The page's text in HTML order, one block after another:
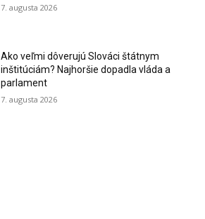
7. augusta 2026
Ako veľmi dôverujú Slováci štátnym
inštitúciám? Najhoršie dopadla vláda a
parlament
7. augusta 2026